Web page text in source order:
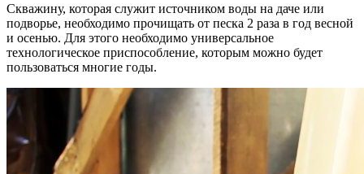
Скважину, которая служит источником воды на даче или
подворье, необходимо прочищать от песка 2 раза в год весной
и осенью. Для этого необходимо универсальное
технологическое приспособление, которым можно будет
пользоваться многие годы.